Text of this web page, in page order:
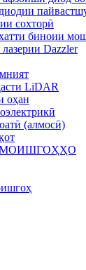
сохторӣ
биноии
Dazzler
LiDAR
оҳан
(алмосӣ)